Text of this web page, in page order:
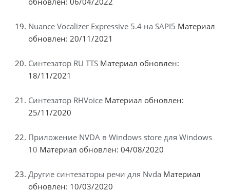
Nuance Vocalizer Expressive 5.4 на SAPI5 Материал
обновлен: 20/11/2021
Синтезатор RU TTS Материал обновлен:
18/11/2021
Синтезатор RHVoice Материал обновлен:
25/11/2020
Приложение NVDA в Windows store для Windows
10 Материал обновлен: 04/08/2020
Другие синтезаторы речи для Nvda Материал
обновлен: 10/03/2020